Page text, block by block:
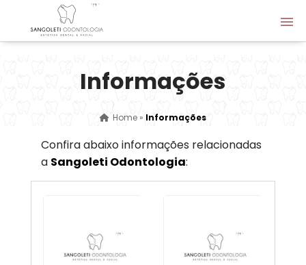
Informações
Home» Informações
Confira abaixo informações relacionadas
a Sangoleti Odontologia: